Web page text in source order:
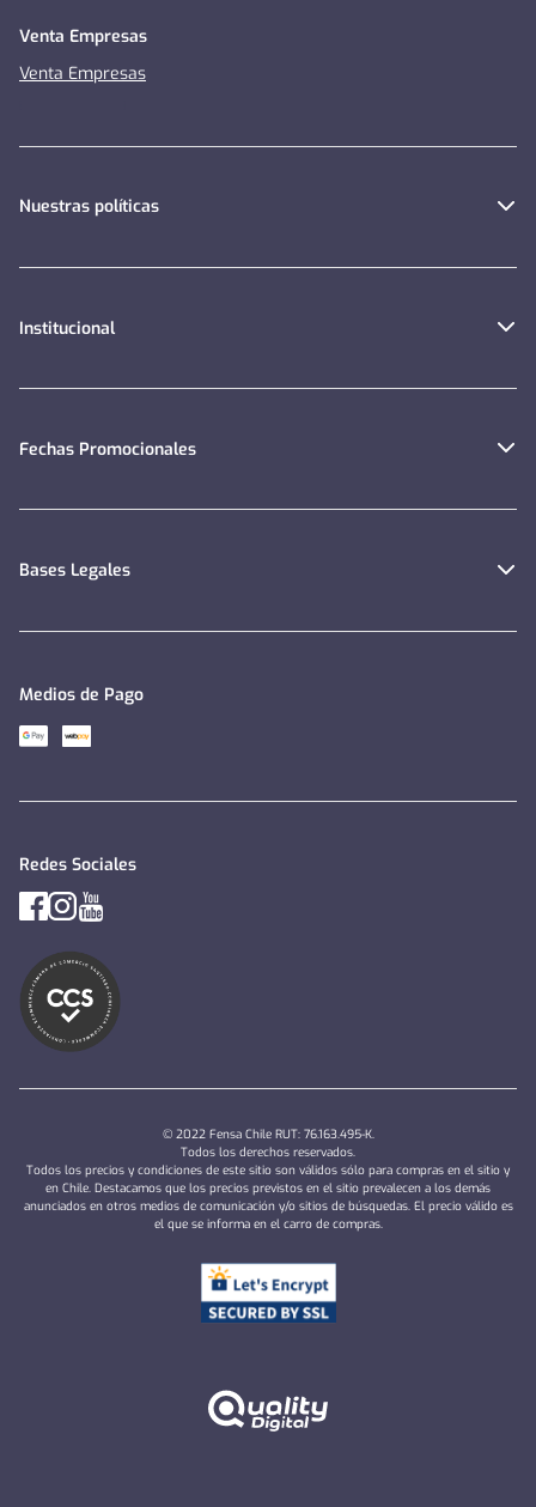
Venta Empresas
Venta Empresas
Nuestras políticas
Institucional
Fechas Promocionales
Bases Legales
Medios de Pago
Redes Sociales
© 2022 Fensa Chile RUT: 76.163.495-K.
Todos los derechos reservados.
Todos los precios y condiciones de este sitio son válidos sólo para compras en el sitio y
en Chile. Destacamos que los precios previstos en el sitio prevalecen a los demás
anunciados en otros medios de comunicación y/o sitios de búsquedas. El precio válido es
el que se informa en el carro de compras.